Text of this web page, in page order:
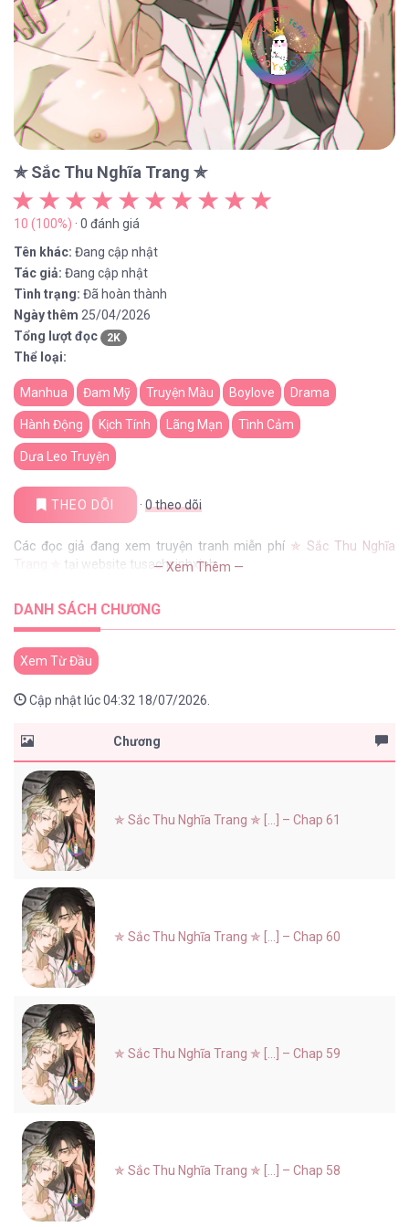
✯ Sắc Thu Nghĩa Trang ✯
10 (100%) · 0 đánh giá
Tên khác: Đang cập nhật
Tác giả: Đang cập nhật
Tình trạng: Đã hoàn thành
Ngày thêm 25/04/2026
Tổng lượt đọc
2K
Thể loại:
Manhua Đam Mỹ Truyện Màu Boylove Drama
Hành Động Kịch Tính Lãng Mạn Tình Cảm
Dưa Leo Truyện
THEO DÕI · 0theo dõi
Các đọc giả đang xem truyện tranh miễn phí ✯ Sắc Thu Nghĩa
Trang ✯
tại website tusachxinhxinh
— Xem Thêm —
DANH SÁCH CHƯƠNG
Xem Từ Đầu
Cập nhật lúc 04:32 18/07/2026.
Chương
✯ Sắc Thu Nghĩa Trang ✯ [...] – Chap 61
✯ Sắc Thu Nghĩa Trang ✯ [...] – Chap 60
✯ Sắc Thu Nghĩa Trang ✯ [...] – Chap 59
✯ Sắc Thu Nghĩa Trang ✯ [...] – Chap 58